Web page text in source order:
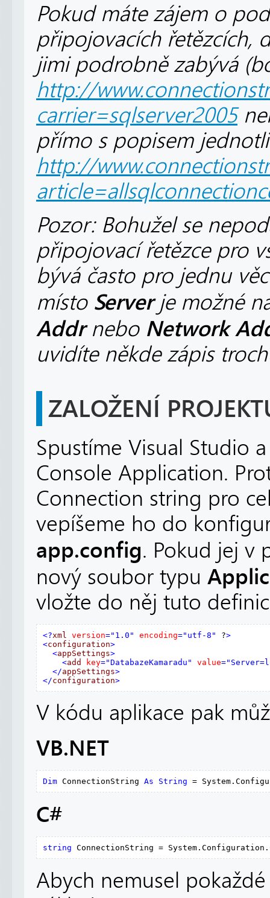
Pokud máte zájem o
připojovacích řetězcích,
jimi podrobně zabývá
http://
carrier=sqlserver2005
přímo s popisem
http://
Pozor: Bohužel se
připojovací řetězce pro
bývá často pro jednu
místo Serverje možné
Addrnebo Network
uvidíte někde zápis
ZALOŽENÍ
Spustíme Visual Studio
Console Application.
Connection string pro
vepíšeme ho do
app.config. Pokud jej v
nový soubor typu
vložte do něj tuto
<?xml version="1.0" encoding="utf-8" ?>
<configuration>
<appSettings>
<add key="DatabazeKamaradu" value
</appSettings>
</configuration>
V kódu aplikace pak
VB.NET
Dim ConnectionString As String =
C#
string ConnectionString =
Abych nemusel